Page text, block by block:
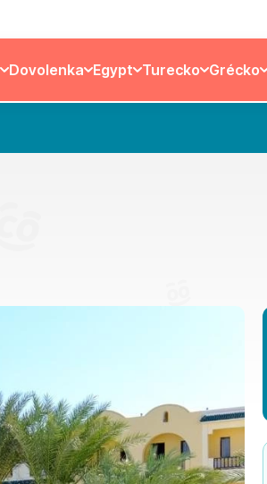
Dovolenka Egypt Turecko Grécko